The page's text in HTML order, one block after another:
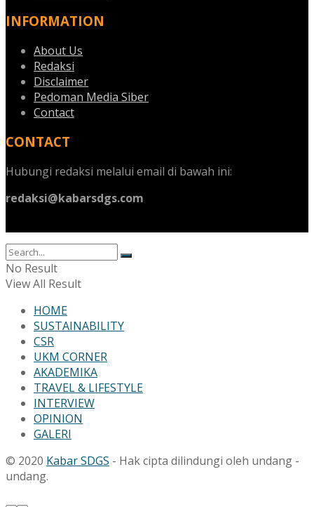
INFORMATION
About Us
Redaksi
Disclaimer
Pedoman Media Siber
Contact
CONTACT
Hubungi redaksi melalui email di bawah ini:
redaksi@kabarsdgs.com
No Result
View All Result
HOME
SUSTAINABILITY
CSR
UKM CORNER
AKADEMIKA
TRAVEL & LIFESTYLE
INTERVIEW
OPINION
GALERI
© 2020 Kabar SDGS - Hak cipta dilindungi oleh undang -
undang.